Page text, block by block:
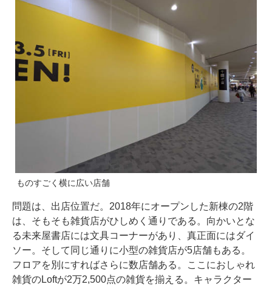
ものすごく横に広い店舗
問題は、出店位置だ。2018年にオープンした新棟の2階
は、そもそも雑貨店がひしめく通りである。向かいとな
る未来屋書店には文具コーナーがあり、真正面にはダイ
ソー。そして同じ通りに小型の雑貨店が5店舗もある。
フロアを別にすればさらに数店舗ある。ここにおしゃれ
雑貨のLoftが2万2,500点の雑貨を揃える。キャラクター